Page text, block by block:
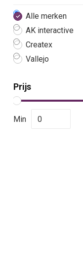
Alle merken
AK interactive
Createx
Vallejo
Prijs
Min